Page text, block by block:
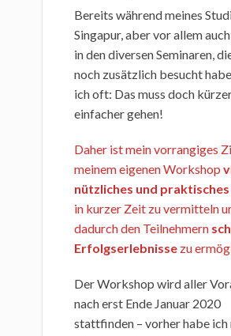
Bereits während meines
Singapur, aber vor allem
in den diversen Seminaren,
noch zusätzlich besucht
ich oft: Das muss doch
einfacher gehen!
Daher ist mein vorrangiges
meinem eigenen Workshop
nützliches und
in kurzer Zeit zu vermitteln
dadurch den Teilnehmern
Erfolgserlebnisse zu
Der Workshop wird aller
nach erst Ende Januar 2020
stattfinden – vorher habe ich